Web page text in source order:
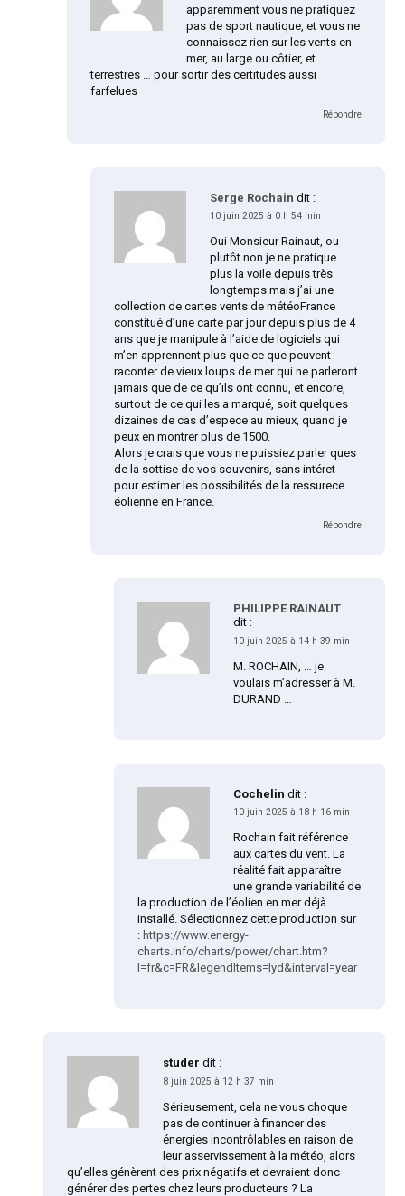
apparemment vous ne pratiquez
pas de sport nautique, et vous ne
connaissez rien sur les vents en
mer, au large ou côtier, et
terrestres … pour sortir des certitudes aussi
farfelues
Répondre
Serge Rochain dit :
10 juin 2025 à 0 h 54 min
Oui Monsieur Rainaut, ou
plutôt non je ne pratique
plus la voile depuis très
longtemps mais j’ai une
collection de cartes vents de météoFrance
constitué d’une carte par jour depuis plus de 4
ans que je manipule à l’aide de logiciels qui
m’en apprennent plus que ce que peuvent
raconter de vieux loups de mer qui ne parleront
jamais que de ce qu’ils ont connu, et encore,
surtout de ce qui les a marqué, soit quelques
dizaines de cas d’espece au mieux, quand je
peux en montrer plus de 1500.
Alors je crais que vous ne puissiez parler ques
de la sottise de vos souvenirs, sans intéret
pour estimer les possibilités de la ressurece
éolienne en France.
Répondre
PHILIPPE RAINAUT
dit :
10 juin 2025 à 14 h 39 min
M. ROCHAIN, … je
voulais m’adresser à M.
DURAND …
Cochelin dit :
10 juin 2025 à 18 h 16 min
Rochain fait référence
aux cartes du vent. La
réalité fait apparaître
une grande variabilité de
la production de l’éolien en mer déjà
installé. Sélectionnez cette production sur
: https://www.energy-
charts.info/charts/power/chart.htm?
l=fr&c=FR&legendItems=lyd&interval=year
studer dit :
8 juin 2025 à 12 h 37 min
Sérieusement, cela ne vous choque
pas de continuer à financer des
énergies incontrôlables en raison de
leur asservissement à la météo, alors
qu’elles génèrent des prix négatifs et devraient donc
générer des pertes chez leurs producteurs ? La